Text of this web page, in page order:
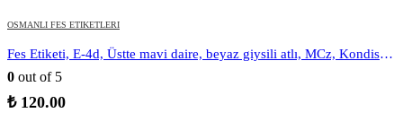
OSMANLI FES ETIKETLERI
Fes Etiketi, E-4d, Üstte mavi daire, beyaz giysili atlı, MCz, Kondisyon 10-10, 101x177mm, Gerçek = Orijinal
0 out of 5
₺120.00